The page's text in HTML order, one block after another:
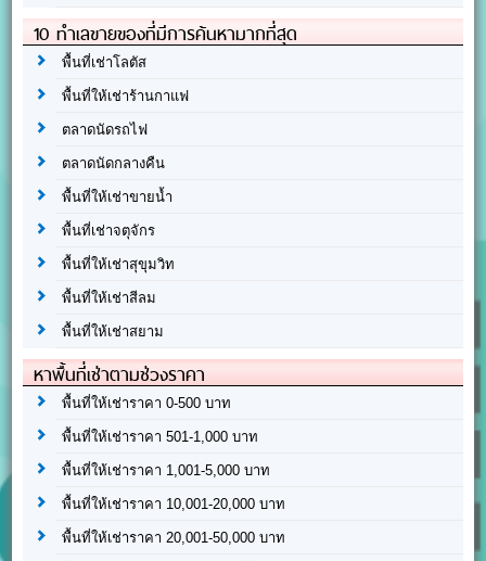
10 ทำเลขายของที่มีการค้นหามากที่สุด
พื้นที่เช่าโลตัส
พื้นที่ให้เช่าร้านกาแฟ
ตลาดนัดรถไฟ
ตลาดนัดกลางคืน
พื้นที่ให้เช่าขายน้ำ
พื้นที่เช่าจตุจักร
พื้นที่ให้เช่าสุขุมวิท
พื้นที่ให้เช่าสีลม
พื้นที่ให้เช่าสยาม
หาพื้นที่เช่าตามช่วงราคา
พื้นที่ให้เช่าราคา 0-500 บาท
พื้นที่ให้เช่าราคา 501-1,000 บาท
พื้นที่ให้เช่าราคา 1,001-5,000 บาท
พื้นที่ให้เช่าราคา 10,001-20,000 บาท
พื้นที่ให้เช่าราคา 20,001-50,000 บาท